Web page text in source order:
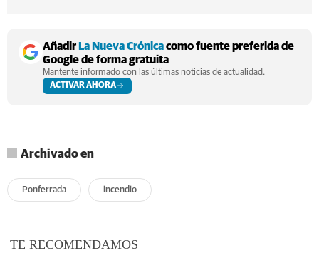
AñadirLa Nueva Crónicacomo fuente preferida de
Google de forma gratuita
Mantente informado con las últimas noticias de actualidad.
ACTIVAR AHORA
Archivado en
Ponferrada incendio
TE RECOMENDAMOS